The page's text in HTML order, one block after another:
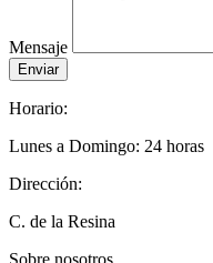
Mensaje
Enviar
Horario:
Lunes a Domingo: 24 horas
Dirección:
C. de la Resina
Sobre nosotros